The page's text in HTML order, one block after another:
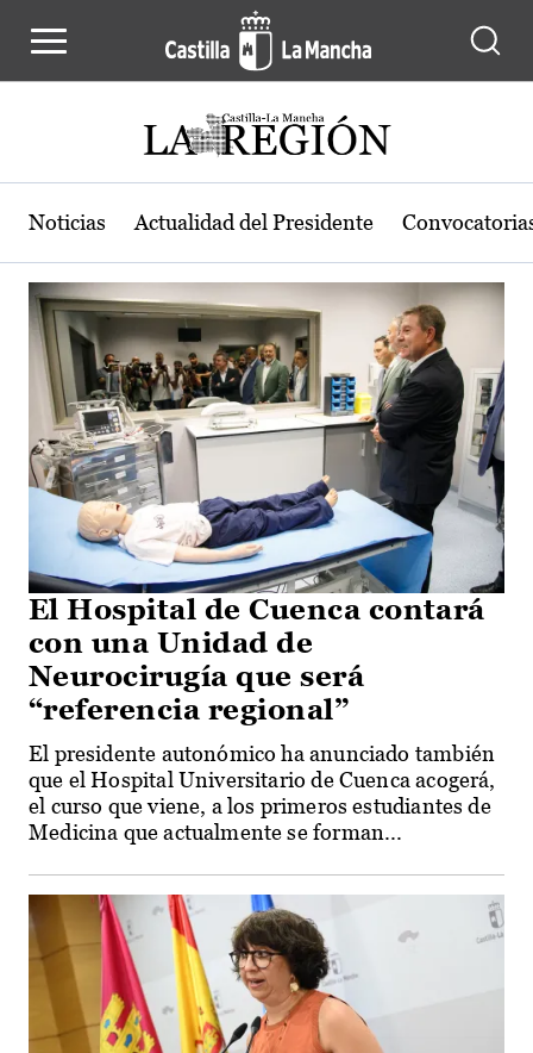
Actualidad de la región de Castilla-
Noticias Actualidad del Presidente
El Hospital de Cuenca contará
con una Unidad de
Neurocirugía que será
“referencia regional”
El presidente autonómico ha anunciado también
que el Hospital Universitario de Cuenca acogerá,
el curso que viene, a los primeros estudiantes de
Medicina que actualmente se forman...